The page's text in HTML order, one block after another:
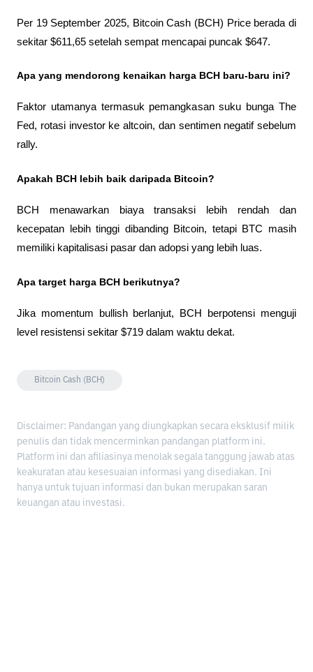
Per 19 September 2025, Bitcoin Cash (BCH) Price berada di
sekitar $611,65 setelah sempat mencapai puncak $647.
Apa yang mendorong kenaikan harga BCH baru-baru ini?
Faktor utamanya termasuk pemangkasan suku bunga The
Fed, rotasi investor ke altcoin, dan sentimen negatif sebelum
rally.
Apakah BCH lebih baik daripada Bitcoin?
BCH menawarkan biaya transaksi lebih rendah dan
kecepatan lebih tinggi dibanding Bitcoin, tetapi BTC masih
memiliki kapitalisasi pasar dan adopsi yang lebih luas.
Apa target harga BCH berikutnya?
Jika momentum bullish berlanjut, BCH berpotensi menguji
level resistensi sekitar $719 dalam waktu dekat.
Bitcoin Cash (BCH)
Disclaimer: Pandangan yang diungkapkan secara eksklusif milik
penulis dan tidak mencerminkan pandangan platform ini.
Platform ini dan afiliasinya menolak segala tanggung jawab atas
keakuratan atau kesesuaian informasi yang disediakan. Ini
hanya untuk tujuan informasi dan bukan merupakan saran
keuangan atau investasi.